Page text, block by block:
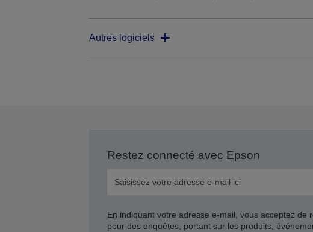
Autres logiciels
Restez connecté avec Epson
En indiquant votre adresse e-mail, vous acceptez de
pour des enquêtes, portant sur les produits,